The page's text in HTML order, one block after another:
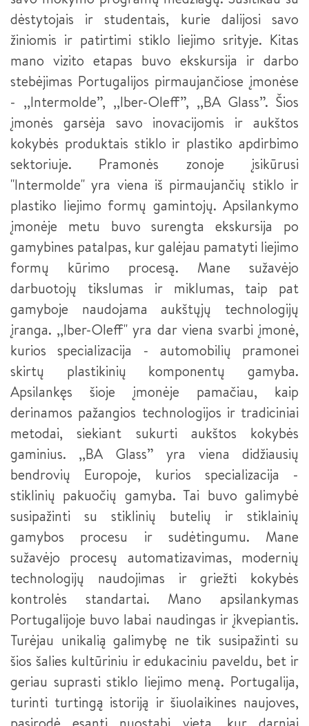
dėstytojais ir studentais, kurie dalijosi savo
žiniomis ir patirtimi stiklo liejimo srityje. Kitas
mano vizito etapas buvo ekskursija ir darbo
stebėjimas Portugalijos pirmaujančiose įmonėse
- ,,Intermolde”, ,,Iber-Oleff”, ,,BA Glass”. Šios
įmonės garsėja savo inovacijomis ir aukštos
kokybės produktais stiklo ir plastiko apdirbimo
sektoriuje. Pramonės zonoje įsikūrusi
"Intermolde" yra viena iš pirmaujančių stiklo ir
plastiko liejimo formų gamintojų. Apsilankymo
įmonėje metu buvo surengta ekskursija po
gamybines patalpas, kur galėjau pamatyti liejimo
formų kūrimo procesą. Mane sužavėjo
darbuotojų tikslumas ir miklumas, taip pat
gamyboje naudojama aukštųjų technologijų
įranga. ,,Iber-Oleff" yra dar viena svarbi įmonė,
kurios specializacija - automobilių pramonei
skirtų plastikinių komponentų gamyba.
Apsilankęs šioje įmonėje pamačiau, kaip
derinamos pažangios technologijos ir tradiciniai
metodai, siekiant sukurti aukštos kokybės
gaminius. ,,BA Glass” yra viena didžiausių
bendrovių Europoje, kurios specializacija -
stiklinių pakuočių gamyba. Tai buvo galimybė
susipažinti su stiklinių butelių ir stiklainių
gamybos procesu ir sudėtingumu. Mane
sužavėjo procesų automatizavimas, modernių
technologijų naudojimas ir griežti kokybės
kontrolės standartai. Mano apsilankymas
Portugalijoje buvo labai naudingas ir įkvepiantis.
Turėjau unikalią galimybę ne tik susipažinti su
šios šalies kultūriniu ir edukaciniu paveldu, bet ir
geriau suprasti stiklo liejimo meną. Portugalija,
turinti turtingą istoriją ir šiuolaikines naujoves,